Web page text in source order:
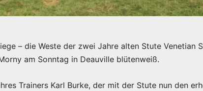
– die Weste der zwei Jahre alten Stute Venetian
am Sonntag in Deauville blütenweiß.
Trainers Karl Burke, der mit der Stute nun den